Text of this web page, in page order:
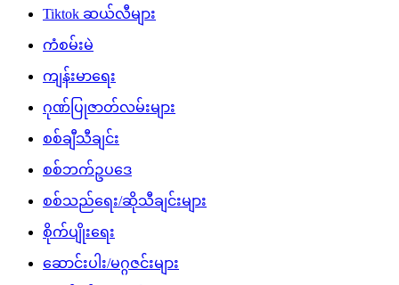
Tiktok ဆယ်လီများ
ကံစမ်းမဲ
ကျန်းမာရေး
ဂုဏ်ပြုဇာတ်လမ်းများ
စစ်ချီသီချင်း
စစ်ဘက်ဥပဒေ
စစ်သည်ရေး/ဆိုသီချင်းများ
စိုက်ပျိုးရေး
ဆောင်းပါး/မဂ္ဂဇင်းများ